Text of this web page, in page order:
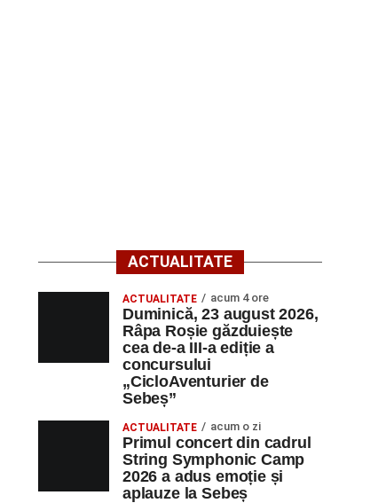
ACTUALITATE
ACTUALITATE acum 4 ore
Duminică, 23 august 2026,
Râpa Roșie găzduiește
cea de-a III-a ediție a
concursului
„CicloAventurier de
Sebeș”
ACTUALITATE acum o zi
Primul concert din cadrul
String Symphonic Camp
2026 a adus emoție și
aplauze la Sebeș